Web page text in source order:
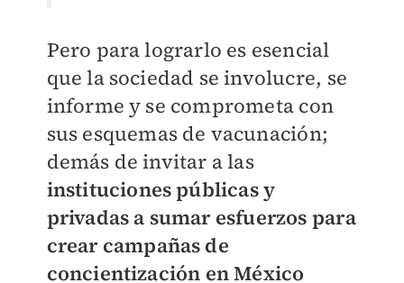
Pero para lograrlo es esencial
que la sociedad se involucre, se
informe y se comprometa con
sus esquemas de vacunación;
demás de invitar a las
instituciones públicas y
privadas a sumar esfuerzos para
crear campañas de
concientización en México